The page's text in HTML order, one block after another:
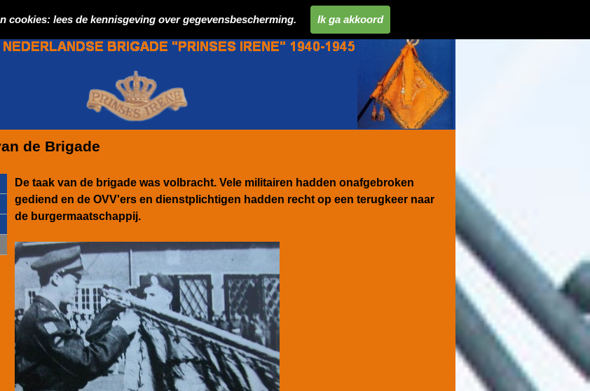
cookies: lees de kennisgeving over gegevensbescherming. Ik ga akkoord
de Brigade
De taak van de brigade was volbracht. Vele militairen hadden onafgebroken
gediend en de OVV'ers en dienstplichtigen hadden recht op een terugkeer naar
de burgermaatschappij.